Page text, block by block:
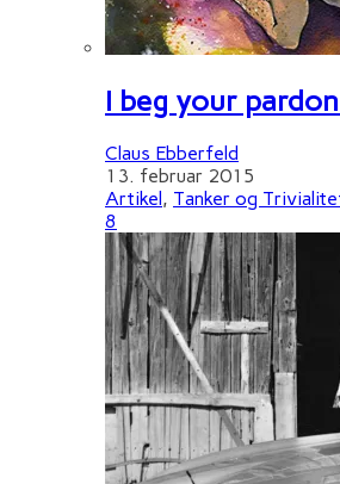
I beg your
Claus Ebberfeld
13. februar 2015
Artikel, Tanker og
8